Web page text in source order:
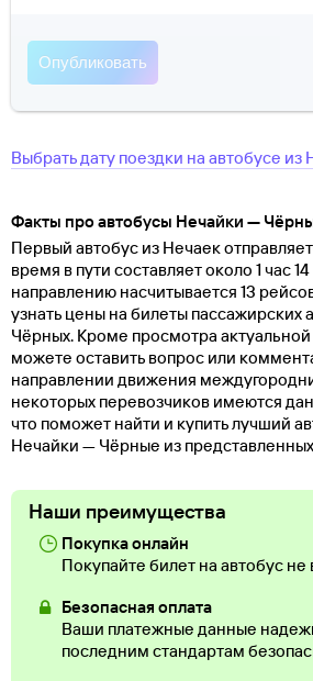
Выбрать дату поездки на автобусе из
Факты про автобусы Нечайки —
Первый автобус из Нечаек
время в пути составляет около 1 час
направлению насчитывается 13
узнать цены на билеты пассажирских
Чёрных. Кроме просмотра
можете оставить вопрос или
направлении движения
некоторых перевозчиков имеются
что поможет найти и купить лучший
Нечайки — Чёрные из
Наши преимущества
Покупка онлайн
Покупайте билет на автобус
Безопасная оплата
Ваши платежные данные
последним стандартам